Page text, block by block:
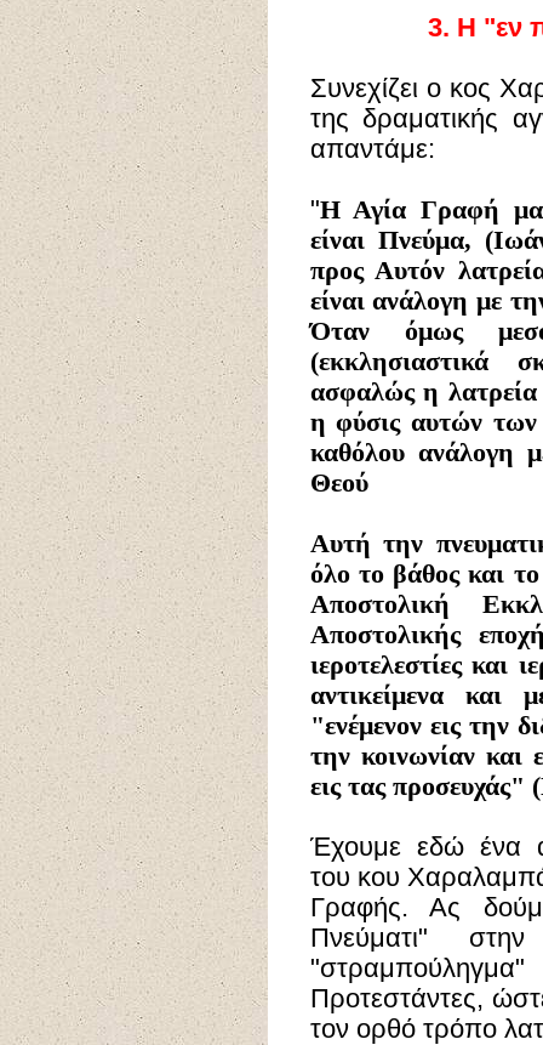
3. Η "εν
Συνεχίζει ο κος
της δραματικής
απαντάμε:
"Η Αγία Γραφή
είναι Πνεύμα,
προς Αυτόν
είναι ανάλογη με
Όταν όμως
(εκκλησιαστικά
ασφαλώς η λατρεία
η φύσις αυτών των
καθόλου ανάλογη
Θεού
Αυτή την
όλο το βάθος και
Αποστολική
Αποστολικής
ιεροτελεστίες και
αντικείμενα και
"ενέμενον εις την
την κοινωνίαν και
εις τας
Έχουμε εδώ ένα
του κου
Γραφής. Ας
Πνεύματι"
Προτεστάντες,
τον ορθό τρόπο